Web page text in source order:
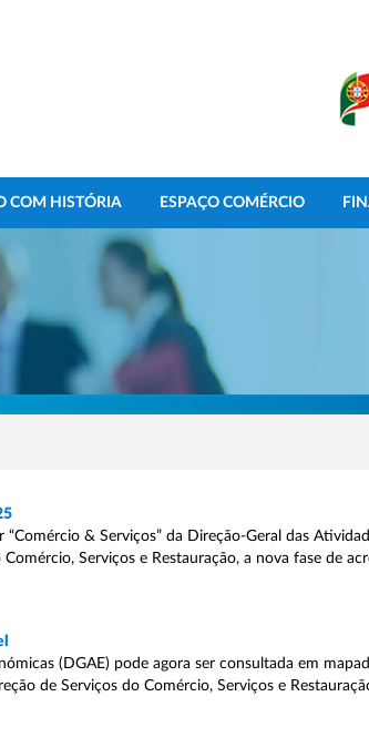
COM HISTÓRIA ESPAÇO COMÉRCIO
& Serviços” da Direção-Geral das
Serviços e Restauração, a nova fase de
(DGAE) pode agora ser consultada em
de Serviços do Comércio, Serviços e